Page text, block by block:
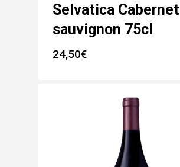
Selvatica Cabernet
sauvignon 75cl
24,50€